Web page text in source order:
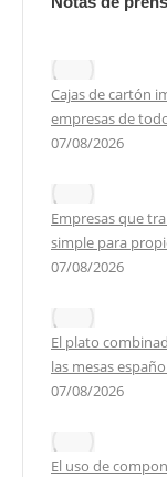
Cajas de cartón
empresas de
07/08/2026
Empresas que
simple para
07/08/2026
El plato
las mesas
07/08/2026
El uso de